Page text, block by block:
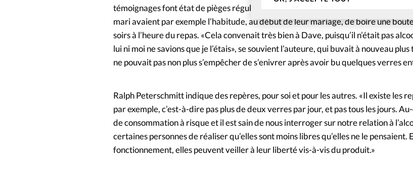
témoignages font état de pièges régulièrement tendus innocemment par les
mari avaient par exemple l’habitude, au début de leur mariage, de boire une
soirs à l’heure du repas. «Cela convenait très bien à Dave, puisqu’il n’était pas
lui ni moi ne savions que je l’étais», se souvient l’auteure, qui buvait à nouveau
ne pouvait pas non plus s’empêcher de s’enivrer après avoir bu quelques verres
Ralph Peterschmitt indique des repères, pour soi et pour les autres. «Il existe les
par exemple, c’est-à-dire pas plus de deux verres par jour, et pas tous les jours.
de consommation à risque et il est sain de nous interroger sur notre relation à
certaines personnes de réaliser qu’elles sont moins libres qu’elles ne le pensaient.
fonctionnement, elles peuvent veiller à leur liberté vis-à-vis du produit.»